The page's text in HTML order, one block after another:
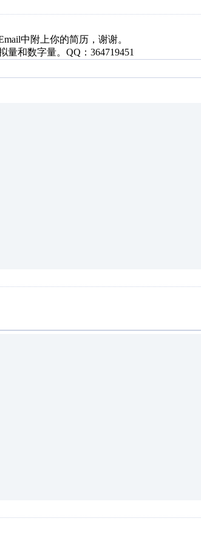
中附上你的简历，谢谢。
和数字量。QQ：364719451